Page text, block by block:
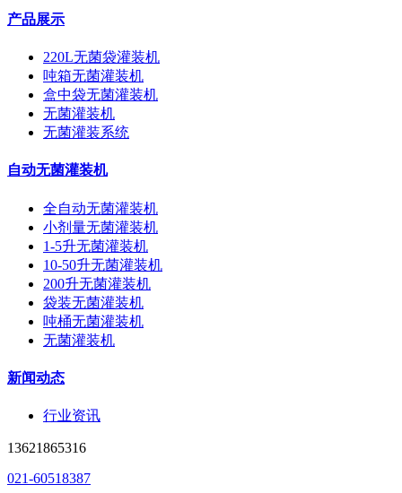
产品展示
220L无菌袋灌装机
吨箱无菌灌装机
盒中袋无菌灌装机
无菌灌装机
无菌灌装系统
自动无菌灌装机
全自动无菌灌装机
小剂量无菌灌装机
1-5升无菌灌装机
10-50升无菌灌装机
200升无菌灌装机
袋装无菌灌装机
吨桶无菌灌装机
无菌灌装机
新闻动态
行业资讯
13621865316
021-60518387